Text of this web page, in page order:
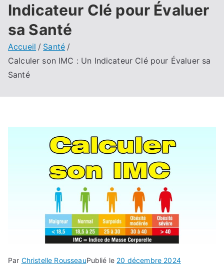
Indicateur Clé pour Évaluer
sa Santé
Accueil
Santé
Calculer son IMC : Un Indicateur Clé pour Évaluer sa
Santé
Par Christelle RousseauPublié le 20 décembre 2024